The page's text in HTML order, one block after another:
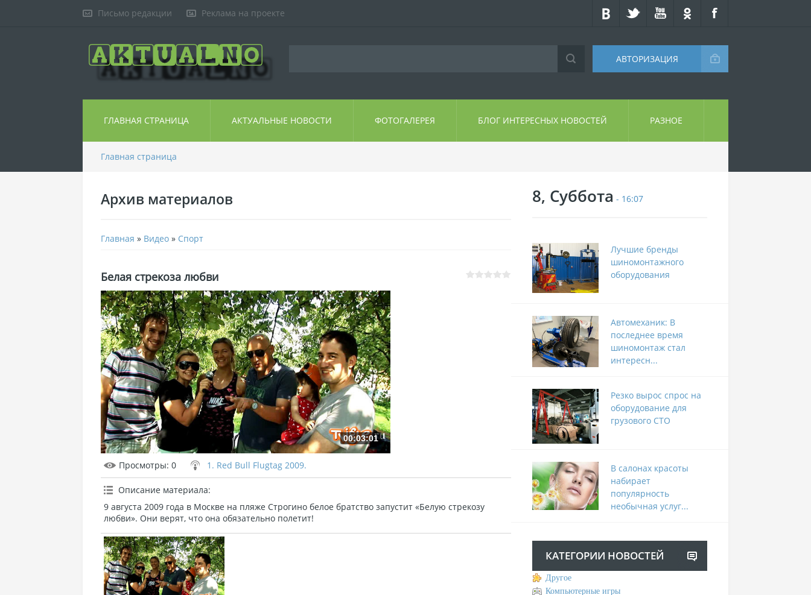
Письмо редакции Реклама на проекте
АВТОРИЗАЦИЯ
ГЛАВНАЯ СТРАНИЦА АКТУАЛЬНЫЕ НОВОСТИ ФОТОГАЛЕРЕЯ БЛОГ ИНТЕРЕСНЫХ НОВОСТЕЙ РАЗНОЕ
Главная страница
Архив материалов
Главная » Видео » Спорт
Белая стрекоза любви
00:03:01
Просмотры: 0 1. Red Bull Flugtag 2009.
Описание материала:
9 августа 2009 года в Москве на пляже Строгино белое братство запустит «Белую стрекозу
любви». Они верят, что она обязательно полетит!
8, Суббота - 16:07
Лучшие бренды
шиномонтажного
оборудования
Автомеханик: В
последнее время
шиномонтаж стал
интересн...
Резко вырос спрос на
оборудование для
грузового СТО
В салонах красоты
набирает
популярность
необычная услуг...
КАТЕГОРИИ НОВОСТЕЙ
Другое
Компьютерные игры